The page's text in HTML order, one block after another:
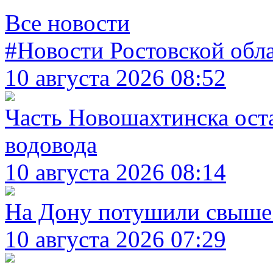
Все новости
#Новости Ростовской
10 августа 2026 08:52
Часть Новошахтинска
водовода
10 августа 2026 08:14
На Дону потушили
10 августа 2026 07:29